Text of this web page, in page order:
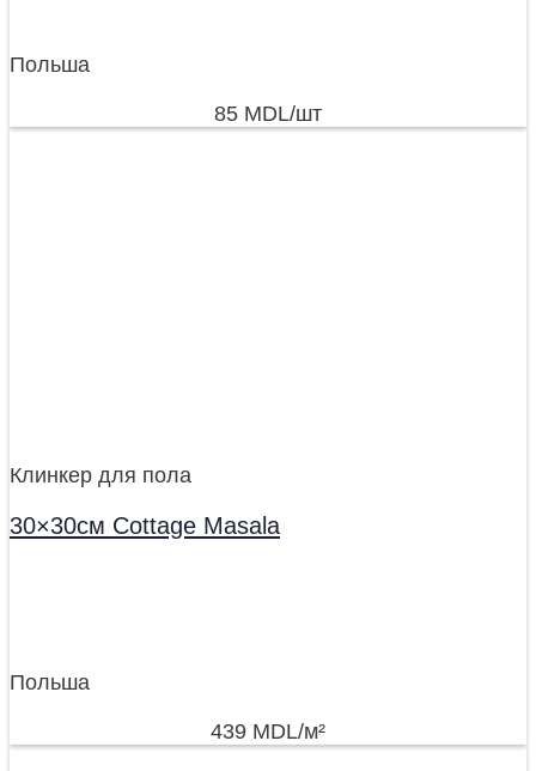
Польша
85 MDL/шт
Клинкер для пола
30×30см Cottage Masala
Польша
439 MDL/м²